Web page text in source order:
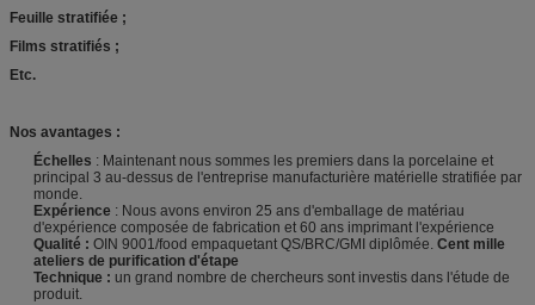
Feuille stratifiée ;
Films stratifiés ;
Etc.
Nos avantages :
Échelles : Maintenant nous sommes les premiers dans la porcelaine et
principal 3 au-dessus de l'entreprise manufacturière matérielle stratifiée par
monde.
Expérience : Nous avons environ 25 ans d'emballage de matériau
d'expérience composée de fabrication et 60 ans imprimant l'expérience
Qualité : OIN 9001/food empaquetant QS/BRC/GMI diplômée. Cent mille
ateliers de purification d'étape
Technique : un grand nombre de chercheurs sont investis dans l'étude de
produit.